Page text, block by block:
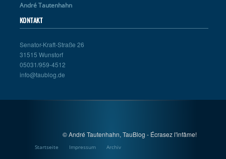
André Tautenhahn
KONTAKT
Senator-Kraft-Straße 26
31515 Wunstorf
05031/959-4512
info@taublog.de
© André Tautenhahn, TauBlog - Écrasez l'infâme!
Startseite Impressum Archiv